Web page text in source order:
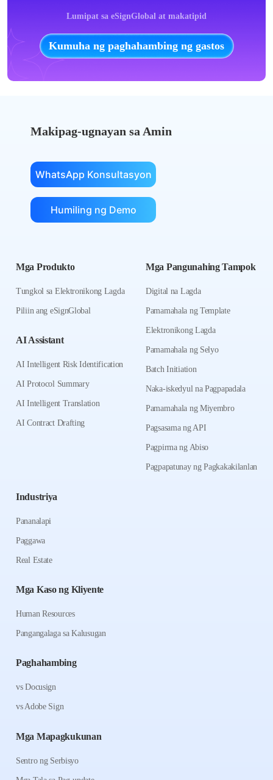
Lumipat sa eSignGlobal at makatipid
Kumuha ng paghahambing ng gastos
Makipag-ugnayan sa Amin
WhatsApp Konsultasyon
Humiling ng Demo
Mga Produkto
Tungkol sa Elektronikong Lagda
Piliin ang eSignGlobal
AI Assistant
AI Intelligent Risk Identification
AI Protocol Summary
AI Intelligent Translation
AI Contract Drafting
Mga Pangunahing Tampok
Digital na Lagda
Pamamahala ng Template
Elektronikong Lagda
Pamamahala ng Selyo
Batch Initiation
Naka-iskedyul na Pagpapadala
Pamamahala ng Miyembro
Pagsasama ng API
Pagpirma ng Abiso
Pagpapatunay ng Pagkakakilanlan
Industriya
Pananalapi
Paggawa
Real Estate
Mga Kaso ng Kliyente
Human Resources
Pangangalaga sa Kalusugan
Paghahambing
vs Docusign
vs Adobe Sign
Mga Mapagkukunan
Sentro ng Serbisyo